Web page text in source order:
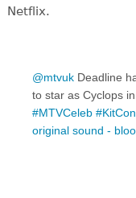
Netflix.
@mtvuk Deadline
to star as Cyclops
#MTVCeleb
original sound -